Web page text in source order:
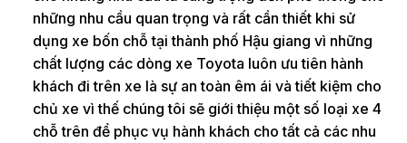
những nhu cầu quan trọng và rất cần thiết khi sử
dụng xe bốn chỗ tại thành phố Hậu giang vì những
chất lượng các dòng xe Toyota luôn ưu tiên hành
khách đi trên xe là sự an toàn êm ái và tiết kiệm cho
chủ xe vì thế chúng tôi sẽ giới thiệu một số loại xe 4
chỗ trên để phục vụ hành khách cho tất cả các nhu